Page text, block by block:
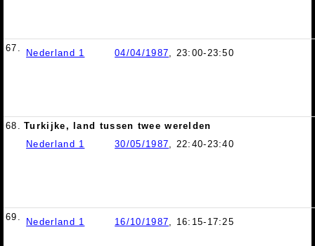
67. Nederland 1 04/04/1987, 23:00-23:50
68. Turkijke, land tussen twee werelden
Nederland 1
30/05/1987, 22:40-23:40
69. Nederland 1 16/10/1987, 16:15-17:25